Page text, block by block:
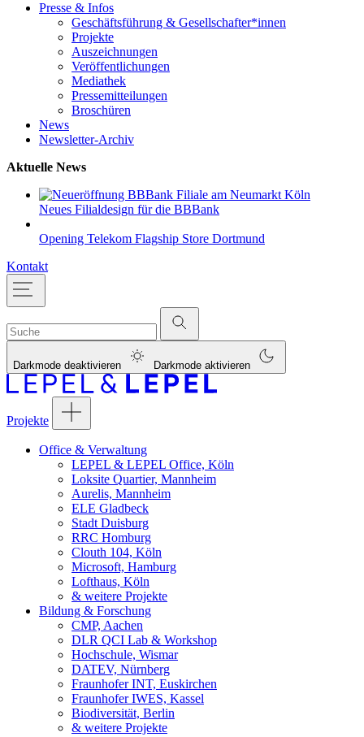
Presse & Infos
Geschäftsführung & Gesellschafter*innen
Projekte
Auszeichnungen
Veröffentlichungen
Mediathek
Pressemitteilungen
Broschüren
News
Newsletter-Archiv
Aktuelle News
Neues Filialdesign für die BBBank
Opening Telekom Flagship Store Dortmund
Kontakt
Darkmode deaktivieren Darkmode aktivieren
Projekte
Office & Verwaltung
LEPEL & LEPEL Office, Köln
Loksite Quartier, Mannheim
Aurelis, Mannheim
ELE Gladbeck
Stadt Duisburg
RRC Homburg
Clouth 104, Köln
Microsoft, Hamburg
Lofthaus, Köln
& weitere Projekte
Bildung & Forschung
CMP, Aachen
DLR QCI Lab & Workshop
Hochschule, Wismar
DATEV, Nürnberg
Fraunhofer INT, Euskirchen
Fraunhofer IWES, Kassel
Biodiversität, Berlin
& weitere Projekte